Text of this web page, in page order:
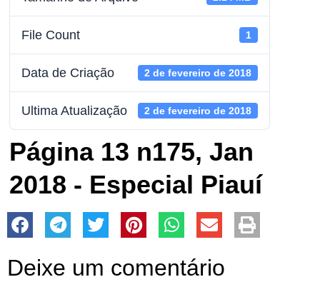
File Count 1
Data de Criação 2 de fevereiro de 2018
Ultima Atualização 2 de fevereiro de 2018
Página 13 n175, Jan
2018 - Especial Piauí
Deixe um comentário